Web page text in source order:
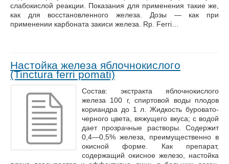
слабокислой реакции. Показания для применения такие же,
как для восстановленного железа. Дозы — как при
применении карбоната закиси железа. Rp. Ferri…
Настойка железа яблочнокислого
(Tinctura ferri pomati)
Состав: экстракта яблочнокислого
железа 100 г, спиртовой воды плодов
кориандра до 1 л. Жидкость буровато-
черного цвета, вяжущего вкуса; с водой
дает прозрачные растворы. Содержит
0,4—0,5% железа, преимущественно в
окисной форме. Как препарат,
содержащий окисное железо, настойка